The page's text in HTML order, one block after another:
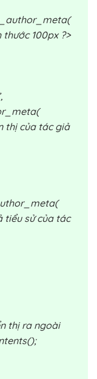
100px ?>
thị của tác giả
tiểu sử của tác
thị ra ngoài